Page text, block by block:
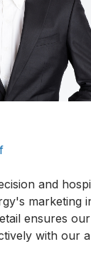
and
marketing
ensures
with our